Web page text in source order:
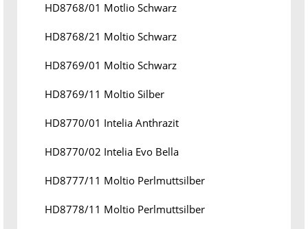
HD8768/01 Motlio Schwarz
HD8768/21 Moltio Schwarz
HD8769/01 Moltio Schwarz
HD8769/11 Moltio Silber
HD8770/01 Intelia Anthrazit
HD8770/02 Intelia Evo Bella
HD8777/11 Moltio Perlmuttsilber
HD8778/11 Moltio Perlmuttsilber